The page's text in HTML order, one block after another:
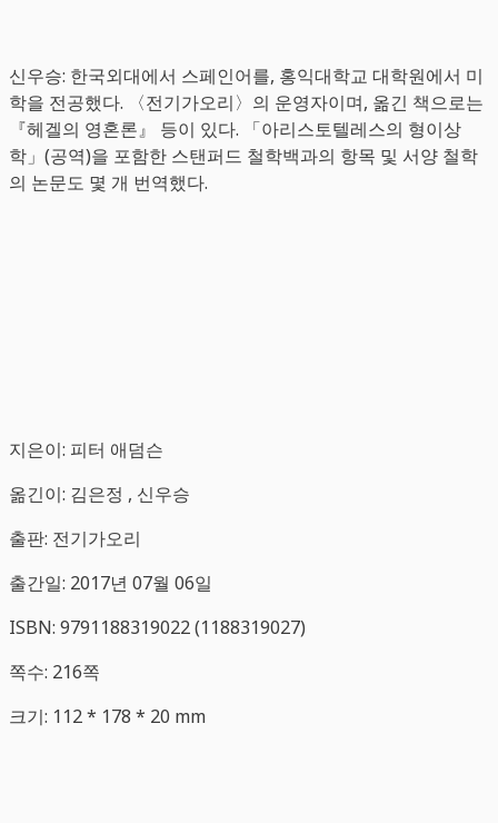
신우승: 한국외대에서 스페인어를, 홍익대학교 대학원에서 미
학을 전공했다. 〈전기가오리〉의 운영자이며, 옮긴 책으로는
『헤겔의 영혼론』 등이 있다. 「아리스토텔레스의 형이상
학」(공역)을 포함한 스탠퍼드 철학백과의 항목 및 서양 철학
의 논문도 몇 개 번역했다.
지은이: 피터 애덤슨
옮긴이: 김은정 , 신우승
출판: 전기가오리
출간일: 2017년 07월 06일
ISBN: 9791188319022 (1188319027)
쪽수: 216쪽
크기: 112 * 178 * 20 mm